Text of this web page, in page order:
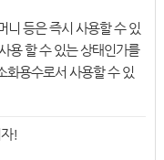
니 등은 즉시 사용할 수 있
용 할 수 있는 상태인가를
화용수로서 사용할 수 있
!